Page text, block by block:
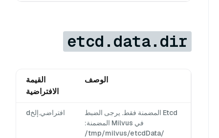
etcd.data.dir
الوصف
القيمة
الافتراضية
Etcd المضمنة فقط. يرجى الضبط
في Milvus المضمنة:
/tmp/milvus/etcdData/
افتراضي.إلخd